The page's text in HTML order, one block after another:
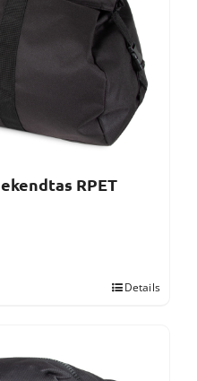
RPET
Details